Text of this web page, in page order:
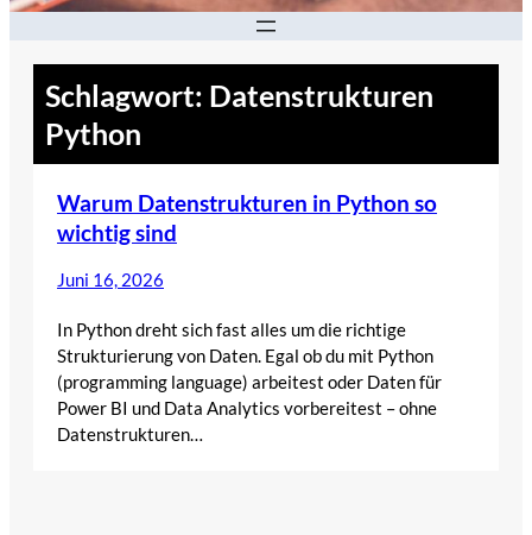
Schlagwort: Datenstrukturen
Python
Warum Datenstrukturen in Python so
wichtig sind
Juni 16, 2026
In Python dreht sich fast alles um die richtige
Strukturierung von Daten. Egal ob du mit Python
(programming language) arbeitest oder Daten für
Power BI und Data Analytics vorbereitest – ohne
Datenstrukturen…